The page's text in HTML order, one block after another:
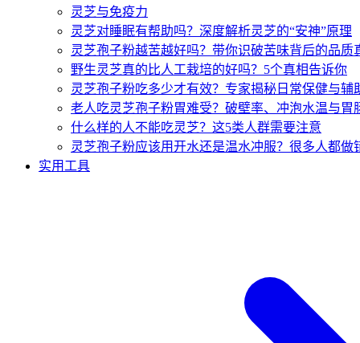
灵芝与免疫力
灵芝对睡眠有帮助吗？深度解析灵芝的“安神”原理
灵芝孢子粉越苦越好吗？带你识破苦味背后的品质
野生灵芝真的比人工栽培的好吗？5个真相告诉你
灵芝孢子粉吃多少才有效？专家揭秘日常保健与辅
老人吃灵芝孢子粉胃难受？破壁率、冲泡水温与胃
什么样的人不能吃灵芝？这5类人群需要注意
灵芝孢子粉应该用开水还是温水冲服？很多人都做
实用工具